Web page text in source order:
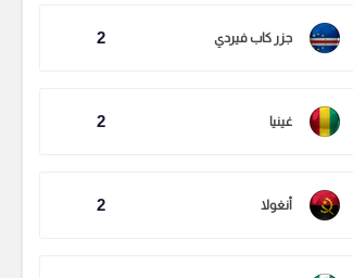
جزر كاب فيردي 2
غينيا 2
أنغولا 2